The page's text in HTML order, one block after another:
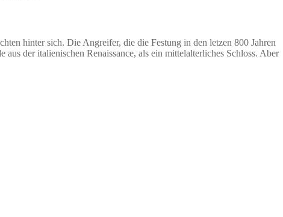
hinter sich. Die Angreifer, die die Festung in den letzen 800 Jahren
der italienischen Renaissance, als ein mittelalterliches Schloss. Aber